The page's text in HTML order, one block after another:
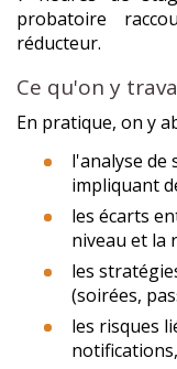
probatoire
réducteur.
Ce qu'on y
En pratique, on y
l'analyse de
impliquant
les écarts
niveau et la
les
(soirées,
les risques